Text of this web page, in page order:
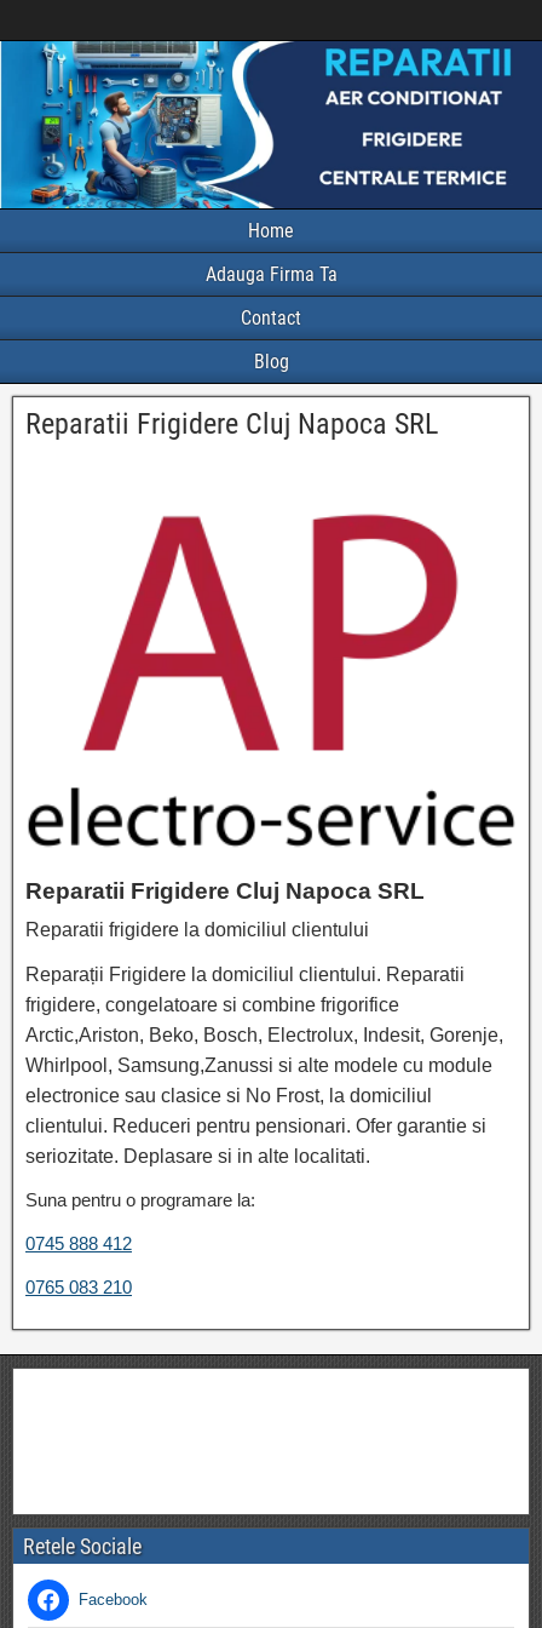
Home
Adauga Firma Ta
Contact
Blog
Reparatii Frigidere Cluj Napoca SRL
Reparatii Frigidere Cluj Napoca SRL
Reparatii frigidere la domiciliul clientului
Reparații Frigidere la domiciliul clientului. Reparatii
frigidere, congelatoare si combine frigorifice
Arctic,Ariston, Beko, Bosch, Electrolux, Indesit, Gorenje,
Whirlpool, Samsung,Zanussi si alte modele cu module
electronice sau clasice si No Frost, la domiciliul
clientului. Reduceri pentru pensionari. Ofer garantie si
seriozitate. Deplasare si in alte localitati.
Suna pentru o programare la:
0745 888 412
0765 083 210
Retele Sociale
Facebook